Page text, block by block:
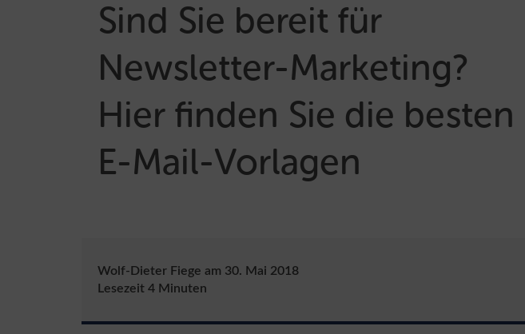
Sind Sie bereit für
Newsletter-Marketing?
Hier finden Sie die besten
E-Mail-Vorlagen
Wolf-Dieter Fiege am 30. Mai 2018
Lesezeit 4 Minuten